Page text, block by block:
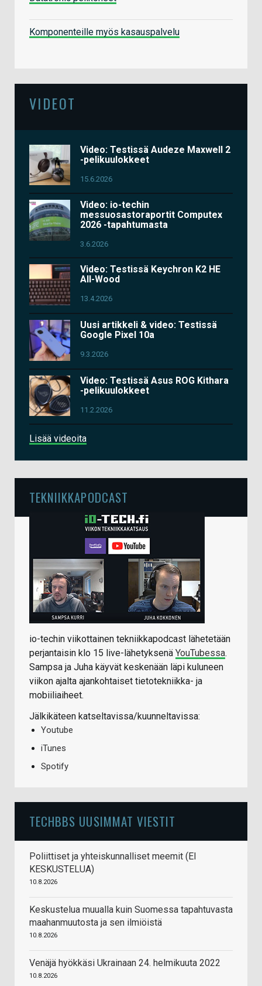
Komponenteille myös kasauspalvelu
VIDEOT
Video: Testissä Audeze Maxwell 2
-pelikuulokkeet
15.6.2026
Video: io-techin
messuosastoraportit Computex
2026 -tapahtumasta
3.6.2026
Video: Testissä Keychron K2 HE
All-Wood
13.4.2026
Uusi artikkeli & video: Testissä
Google Pixel 10a
9.3.2026
Video: Testissä Asus ROG Kithara
-pelikuulokkeet
11.2.2026
Lisää videoita
TEKNIIKKAPODCAST
io-techin viikottainen tekniikkapodcast lähetetään
perjantaisin klo 15 live-lähetyksenä YouTubessa.
Sampsa ja Juha käyvät keskenään läpi kuluneen
viikon ajalta ajankohtaiset tietotekniikka- ja
mobiiliaiheet.
Jälkikäteen katseltavissa/kuunneltavissa:
Youtube
iTunes
Spotify
TECHBBS UUSIMMAT VIESTIT
Poliittiset ja yhteiskunnalliset meemit (EI
KESKUSTELUA)
10.8.2026
Keskustelua muualla kuin Suomessa tapahtuvasta
maahanmuutosta ja sen ilmiöistä
10.8.2026
Venäjä hyökkäsi Ukrainaan 24. helmikuuta 2022
10.8.2026